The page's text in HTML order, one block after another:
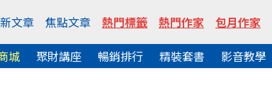
文章 焦點文章 熱門標籤 熱門作家 包月作家
城 聚財講座 暢銷排行 精裝套書 影音教學